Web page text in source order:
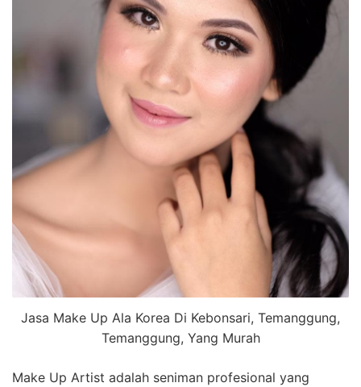
Jasa Make Up Ala Korea Di Kebonsari, Temanggung,
Temanggung, Yang Murah
Make Up Artist adalah seniman profesional yang